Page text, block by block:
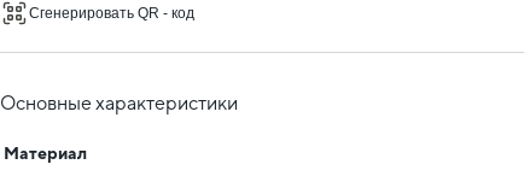
Сгенерировать QR - код
Основные характеристики
Материал